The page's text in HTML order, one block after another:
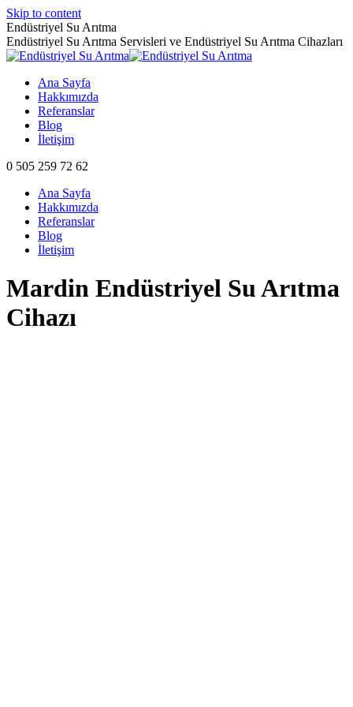
Skip to content
Endüstriyel Su Arıtma
Endüstriyel Su Arıtma Servisleri ve Endüstriyel Su Arıtma Cihazları
Ana Sayfa
Hakkımızda
Referanslar
Blog
İletişim
0 505 259 72 62
Ana Sayfa
Hakkımızda
Referanslar
Blog
İletişim
Mardin Endüstriyel Su Arıtma
Cihazı